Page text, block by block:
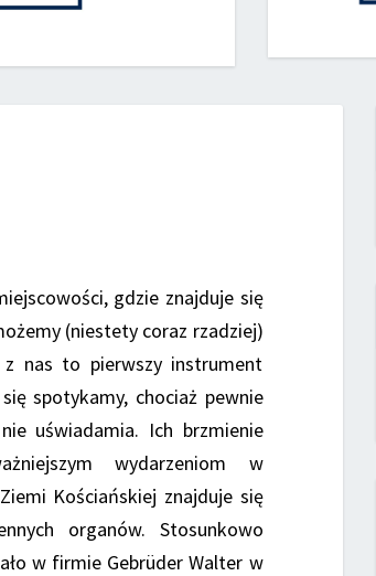
gdzie znajduje się
(niestety coraz rzadziej)
z nas to pierwszy instrument
spotykamy, chociaż pewnie
uświadamia. Ich brzmienie
wydarzeniom w
Kościańskiej znajduje się
organów. Stosunkowo
w firmie Gebrüder Walter w